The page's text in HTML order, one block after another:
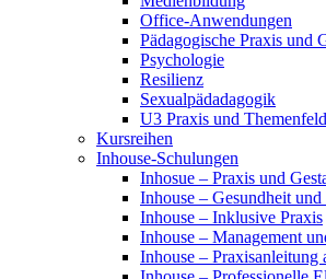
Office-Anwendungen
Pädagogische Praxis und
Psychologie
Resilienz
Sexualpädadagogik
U3 Praxis und
Kursreihen
Inhouse-Schulungen
Inhosue – Praxis und
Inhouse – Gesundheit
Inhouse – Inklusive Praxis
Inhouse – Management
Inhouse – Praxisanleitung